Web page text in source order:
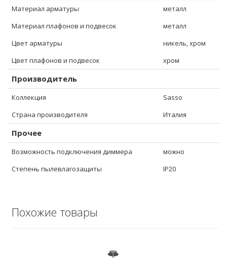
Материал арматуры
металл
Материал плафонов и подвесок
металл
Цвет арматуры
никель, хром
Цвет плафонов и подвесок
хром
Производитель
Коллекция
Sasso
Страна производителя
Италия
Прочее
Возможность подключения диммера
можно
Степень пылевлагозащиты
IP20
Похожие товары